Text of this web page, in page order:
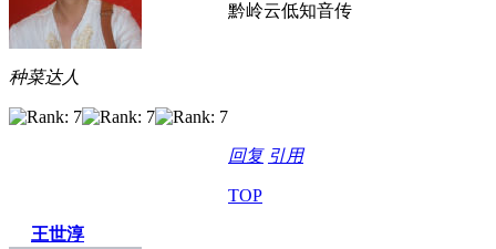
种菜达人
黔岭云低知音传
回复 引用
TOP
王世淳